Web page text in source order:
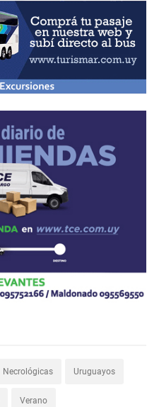
Necrológicas Uruguayos
Verano